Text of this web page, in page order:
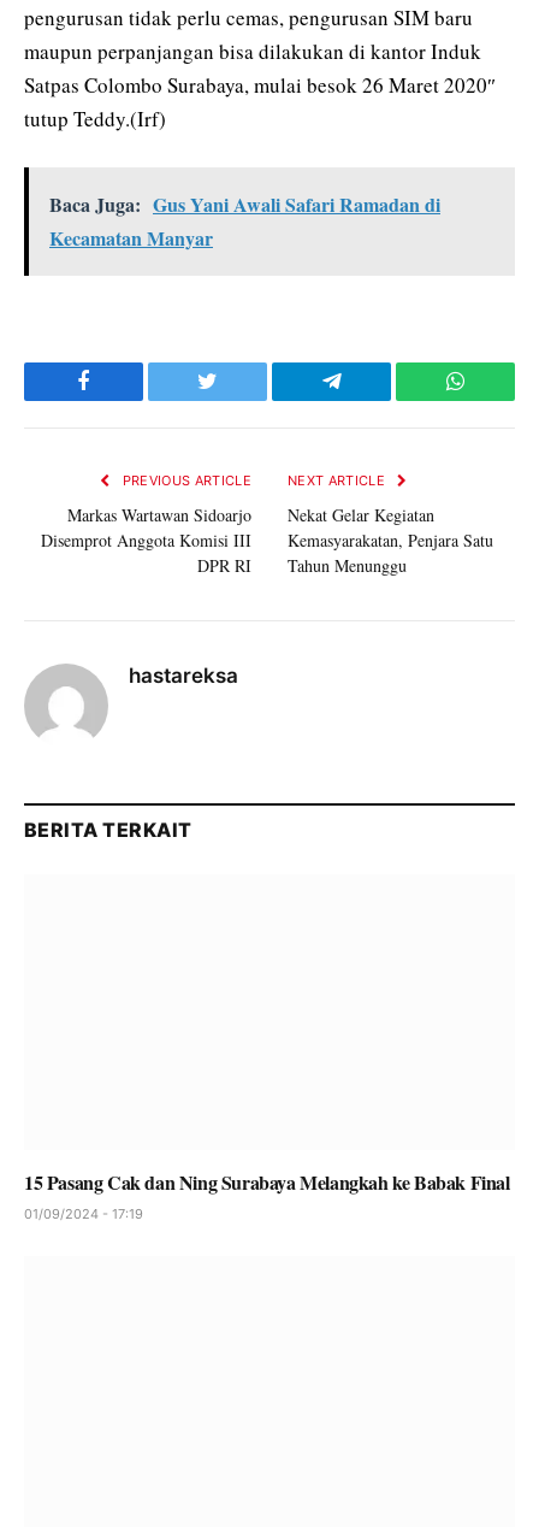
pengurusan tidak perlu cemas, pengurusan SIM baru
maupun perpanjangan bisa dilakukan di kantor Induk
Satpas Colombo Surabaya, mulai besok 26 Maret 2020″
tutup Teddy.(Irf)
Baca Juga: Gus Yani Awali Safari Ramadan di
Kecamatan Manyar
Facebook Twitter Telegram
PREVIOUS ARTICLE
Markas Wartawan Sidoarjo
Disemprot Anggota Komisi III
DPR RI
NEXT ARTICLE
Nekat Gelar Kegiatan
Kemasyarakatan, Penjara Satu
Tahun Menunggu
hastareksa
BERITA TERKAIT
15 Pasang Cak dan Ning Surabaya Melangkah ke Babak Final
01/09/2024 - 17:19